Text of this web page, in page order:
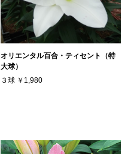
オリエンタル百合・ティセント（特
大球）
３球 ￥1,980